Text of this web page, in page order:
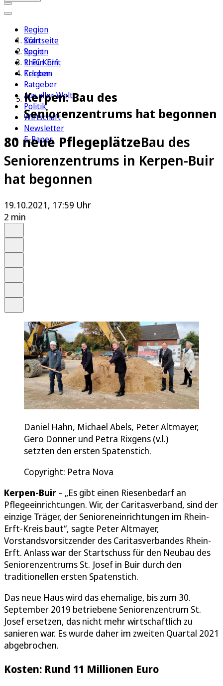
Region
Köln
Sport
1. FC Köln
Erleben
Ratgeber
Aus aller Welt
Politik
Wirtschaft
Newsletter
E-Paper
Startseite
Region
Rhein-Erft
Kerpen
Kerpen: Bau des
Seniorenzentrums hat begonnen
80 neue PflegeplätzeBau des
Seniorenzentrums in Kerpen-Buir
hat begonnen
19.10.2021, 17:59 Uhr
2 min
Daniel Hahn, Michael Abels, Peter Altmayer,
Gero Donner und Petra Rixgens (v.l.)
setzten den ersten Spatenstich.
Copyright: Petra Nova
Kerpen-Buir – „Es gibt einen Riesenbedarf an
Pflegeeinrichtungen. Wir, der Caritasverband, sind der
einzige Träger, der Senioreneinrichtungen im Rhein-
Erft-Kreis baut“, sagte Peter Altmayer,
Vorstandsvorsitzender des Caritasverbandes Rhein-
Erft. Anlass war der Startschuss für den Neubau des
Seniorenzentrums St. Josef in Buir durch den
traditionellen ersten Spatenstich.
Das neue Haus wird das ehemalige, bis zum 30.
September 2019 betriebene Seniorenzentrum St.
Josef ersetzen, das nicht mehr wirtschaftlich zu
sanieren war. Es wurde daher im zweiten Quartal 2021
abgebrochen.
Kosten: Rund 11 Millionen Euro